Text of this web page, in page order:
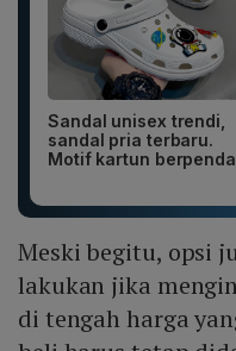
Sandal unisex trendi,
sandal pria terbaru.
Motif kartun
Meski begitu, opsi
lakukan jika
di tengah harga